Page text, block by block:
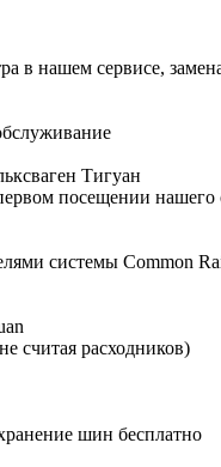
в нашем сервисе,
Тигуан
посещении нашего
системы Common
считая расходников)
шин бесплатно